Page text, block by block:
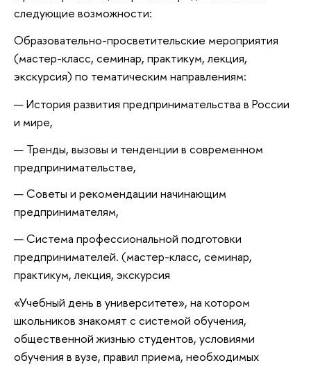
следующие возможности:
Образовательно-просветительские мероприятия
(мастер-класс, семинар, практикум, лекция,
экскурсия) по тематическим направлениям:
История развития предпринимательства в России
и мире,
Тренды, вызовы и тенденции в современном
предпринимательстве,
Советы и рекомендации начинающим
предпринимателям,
Система профессиональной подготовки
предпринимателей. (мастер-класс, семинар,
практикум, лекция, экскурсия
«Учебный день в университете», на котором
школьников знакомят с системой обучения,
общественной жизнью студентов, условиями
обучения в вузе, правил приема, необходимых